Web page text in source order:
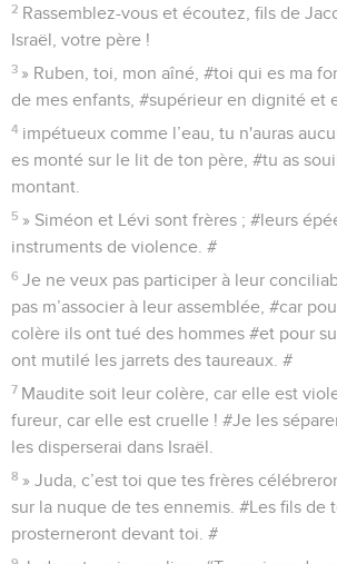
2 Rassemblez-vous et écoutez, fils de
Israël, votre père !
3 » Ruben, toi, mon aîné, #toi qui es ma
de mes enfants, #supérieur en dignité et
4 impétueux comme l’eau, tu n'auras
es monté sur le lit de ton père, #tu as
montant.
5 » Siméon et Lévi sont frères ; #leurs
instruments de violence. #
6 Je ne veux pas participer à leur
pas m’associer à leur assemblée, #car
colère ils ont tué des hommes #et pour
ont mutilé les jarrets des taureaux. #
7 Maudite soit leur colère, car elle est
fureur, car elle est cruelle ! #Je les
les disperserai dans Israël.
8 » Juda, c’est toi que tes frères
sur la nuque de tes ennemis. #Les fils de
prosterneront devant toi. #